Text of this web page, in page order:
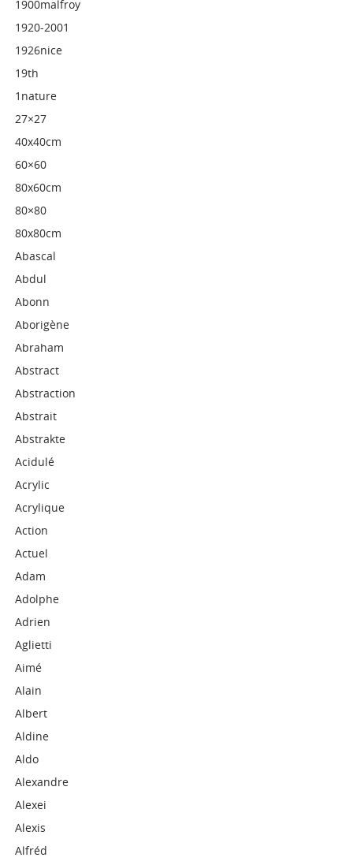
1900malfroy
1920-2001
1926nice
19th
1nature
27×27
40x40cm
60×60
80x60cm
80×80
80x80cm
Abascal
Abdul
Abonn
Aborigène
Abraham
Abstract
Abstraction
Abstrait
Abstrakte
Acidulé
Acrylic
Acrylique
Action
Actuel
Adam
Adolphe
Adrien
Aglietti
Aimé
Alain
Albert
Aldine
Aldo
Alexandre
Alexei
Alexis
Alfréd